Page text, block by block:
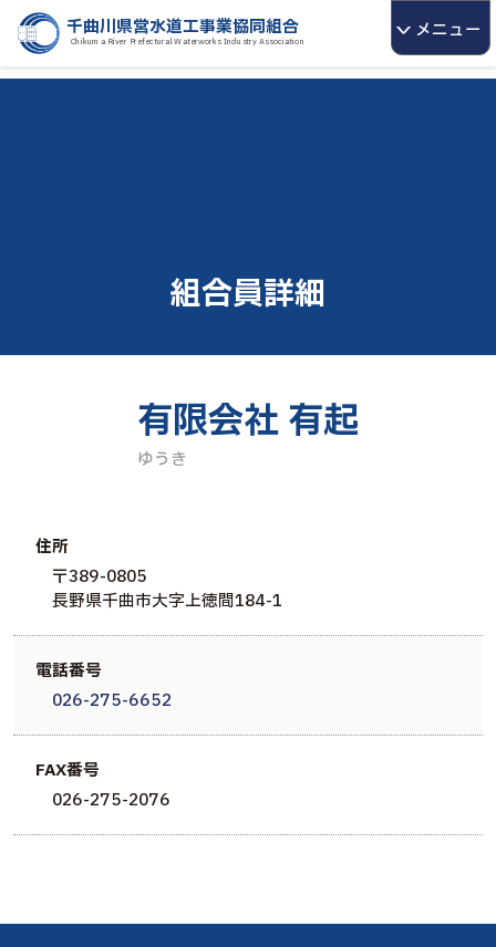
千曲川県営水道工事業協同組合
Chikuma River Prefectural Waterworks Industry Association
>メニュー
組合員詳細
有限会社 有起
ゆうき
住所
〒389-0805
長野県千曲市大字上徳間184-1
電話番号
026-275-6652
FAX番号
026-275-2076